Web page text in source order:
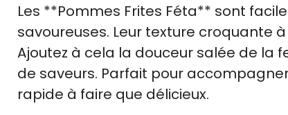
Les **Pommes Frites Féta** sont
savoureuses. Leur texture croquante
Ajoutez à cela la douceur salée de la
de saveurs. Parfait pour
rapide à faire que délicieux.